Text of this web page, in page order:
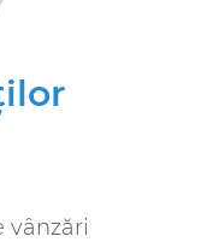
vânzări